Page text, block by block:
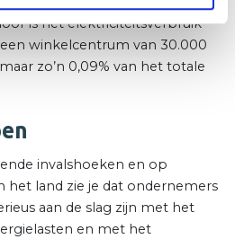
is het elektriciteitsverbruik
winkelcentrum van 30.000
zo’n 0,09% van het totale
invalshoeken en op
het land zie je dat ondernemers
aan de slag zijn met het
en met het